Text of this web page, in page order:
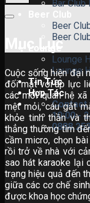
Bar Club
Beer Club
Beer
Beer
Lounge
Lounge
Lounge
Tin Tức
Hợp Tác
Contact
10:00 -
Mục Lục
Cuộc sống hiện đại
đối mặt với áp lực
các mối quan hệ
mệt mỏi, cáu gắt
khỏe tinh thần và
thẳng thường tìm
cầm micro, chọn
rồi trở về nhà với
sao hát karaoke lại
trạng hiệu quả đến
giữa các cơ chế
được khoa học